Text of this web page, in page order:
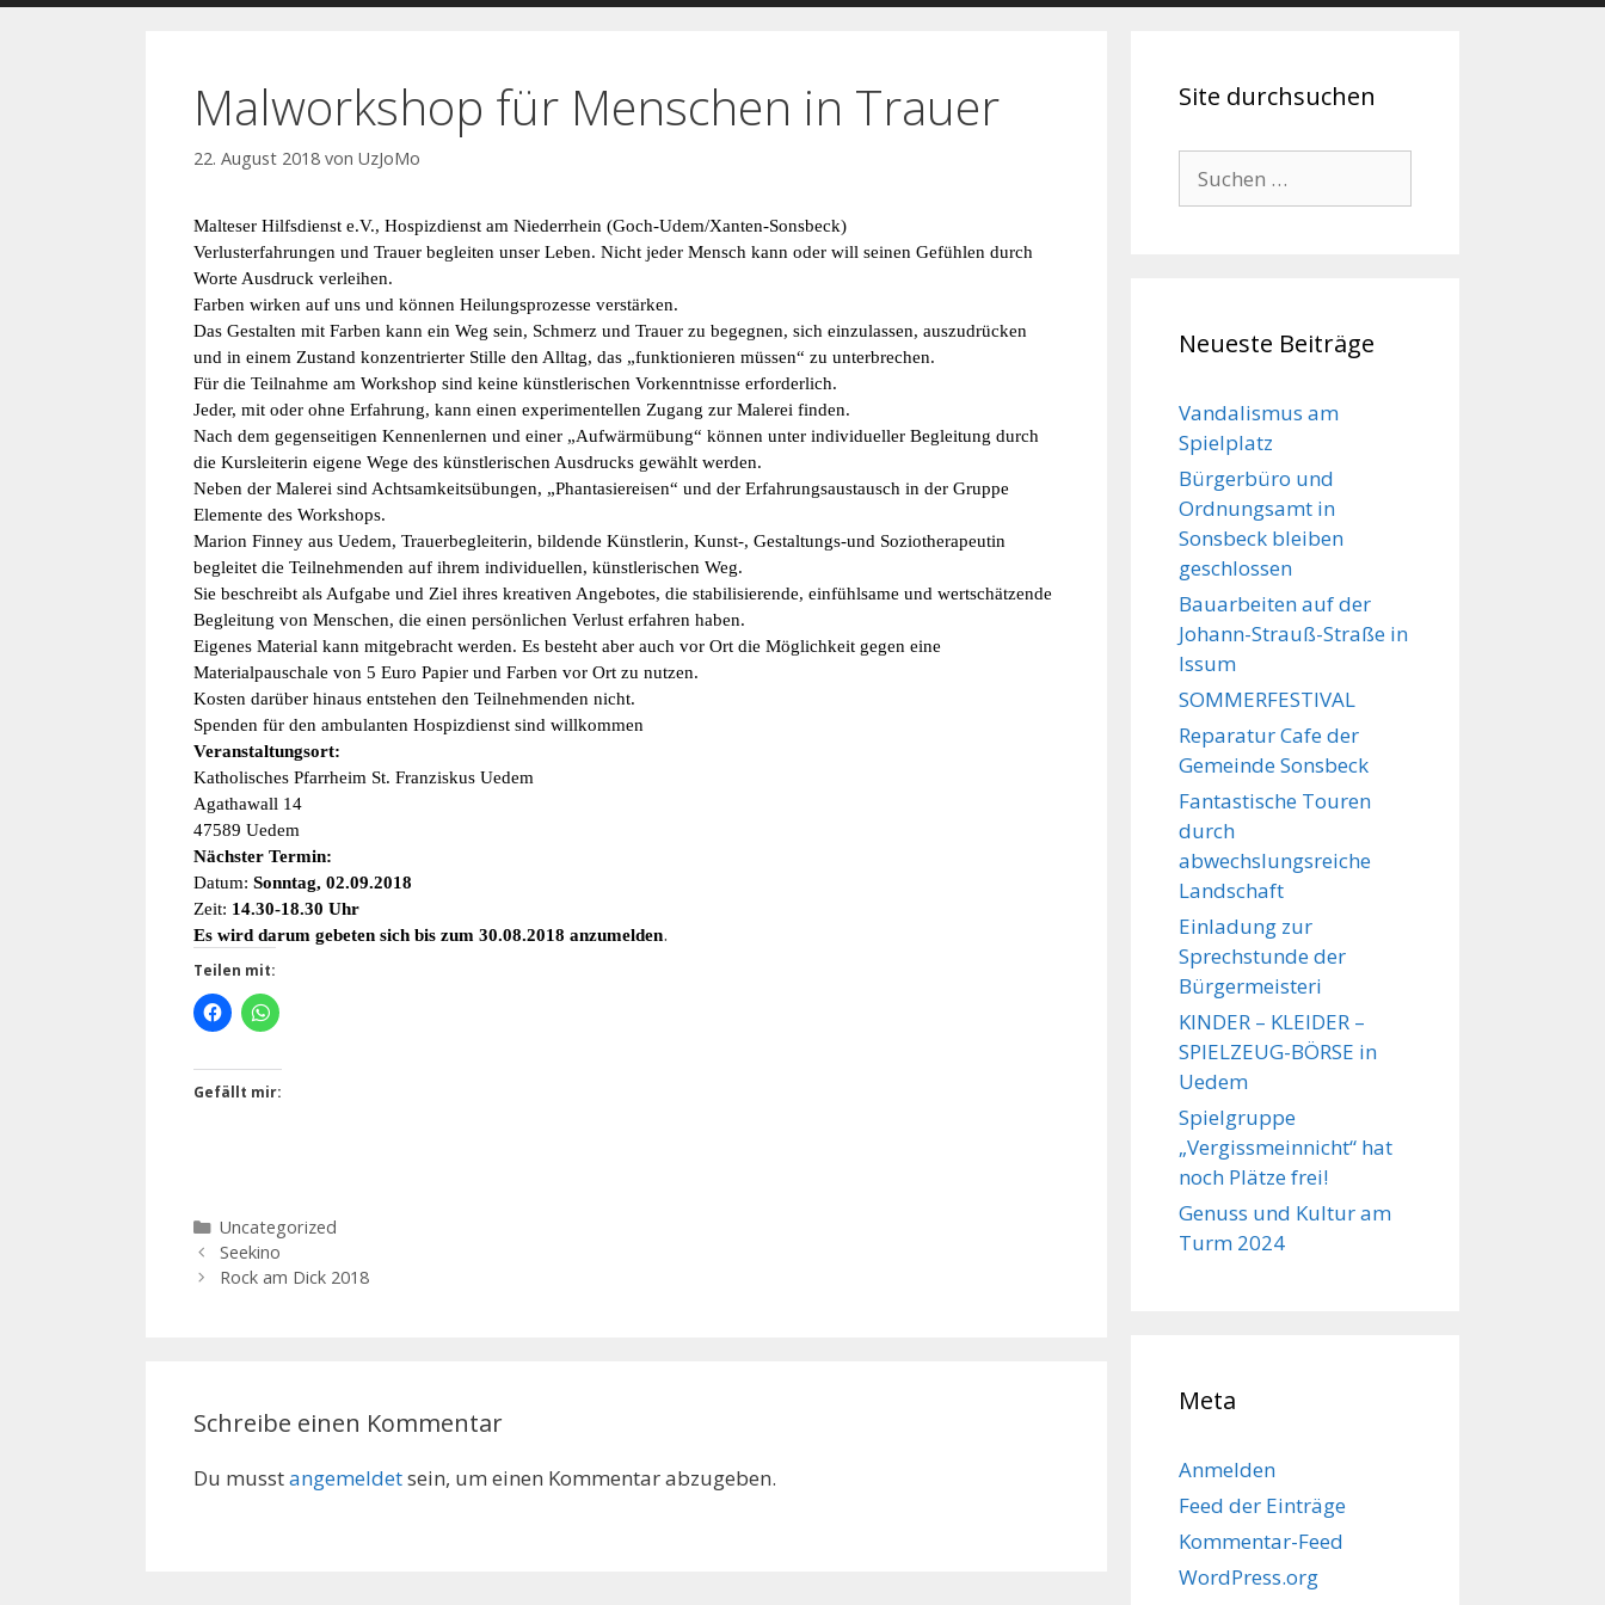
Malworkshop für Menschen in Trauer
22. August 2018 von UzJoMo
Malteser Hilfsdienst e.V., Hospizdienst am Niederrhein (Goch-Udem/Xanten-Sonsbeck)
Verlusterfahrungen und Trauer begleiten unser Leben. Nicht jeder Mensch kann oder will seinen Gefühlen durch
Worte Ausdruck verleihen.
Farben wirken auf uns und können Heilungsprozesse verstärken.
Das Gestalten mit Farben kann ein Weg sein, Schmerz und Trauer zu begegnen, sich einzulassen, auszudrücken
und in einem Zustand konzentrierter Stille den Alltag, das „funktionieren müssen“ zu unterbrechen.
Für die Teilnahme am Workshop sind keine künstlerischen Vorkenntnisse erforderlich.
Jeder, mit oder ohne Erfahrung, kann einen experimentellen Zugang zur Malerei finden.
Nach dem gegenseitigen Kennenlernen und einer „Aufwärmübung“ können unter individueller Begleitung durch
die Kursleiterin eigene Wege des künstlerischen Ausdrucks gewählt werden.
Neben der Malerei sind Achtsamkeitsübungen, „Phantasiereisen“ und der Erfahrungsaustausch in der Gruppe
Elemente des Workshops.
Marion Finney aus Uedem, Trauerbegleiterin, bildende Künstlerin, Kunst-, Gestaltungs-und Soziotherapeutin
begleitet die Teilnehmenden auf ihrem individuellen, künstlerischen Weg.
Sie beschreibt als Aufgabe und Ziel ihres kreativen Angebotes, die stabilisierende, einfühlsame und wertschätzende
Begleitung von Menschen, die einen persönlichen Verlust erfahren haben.
Eigenes Material kann mitgebracht werden. Es besteht aber auch vor Ort die Möglichkeit gegen eine
Materialpauschale von 5 Euro Papier und Farben vor Ort zu nutzen.
Kosten darüber hinaus entstehen den Teilnehmenden nicht.
Spenden für den ambulanten Hospizdienst sind willkommen
Veranstaltungsort:
Katholisches Pfarrheim St. Franziskus Uedem
Agathawall 14
47589 Uedem
Nächster Termin:
Datum: Sonntag, 02.09.2018
Zeit: 14.30-18.30 Uhr
Es wird darum gebeten sich bis zum 30.08.2018 anzumelden.
Teilen mit:
Gefällt mir:
Kategorien
Uncategorized
Seekino
Rock am Dick 2018
Schreibe einen Kommentar
Du musstangemeldetsein, um einen Kommentar abzugeben.
Site durchsuchen
nach:
Neueste Beiträge
Vandalismus am
Spielplatz
Bürgerbüro und
Ordnungsamt in
Sonsbeck bleiben
geschlossen
Bauarbeiten auf der
Johann-Strauß-Straße in
Issum
SOMMERFESTIVAL
Reparatur Cafe der
Gemeinde Sonsbeck
Fantastische Touren
durch
abwechslungsreiche
Landschaft
Einladung zur
Sprechstunde der
Bürgermeisteri
KINDER – KLEIDER –
SPIELZEUG-BÖRSE in
Uedem
Spielgruppe
„Vergissmeinnicht“ hat
noch Plätze frei!
Genuss und Kultur am
Turm 2024
Meta
Anmelden
Feed der Einträge
Kommentar-Feed
WordPress.org